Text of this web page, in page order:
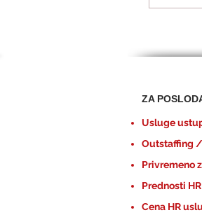
ZA
Usluge
Outstaffing
Privremeno
Prednosti
Cena HR